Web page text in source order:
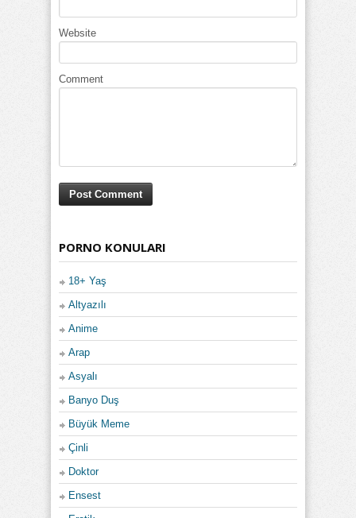
Website
Comment
PORNO KONULARI
18+ Yaş
Altyazılı
Anime
Arap
Asyalı
Banyo Duş
Büyük Meme
Çinli
Doktor
Ensest